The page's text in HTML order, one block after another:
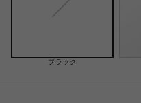
ブラック